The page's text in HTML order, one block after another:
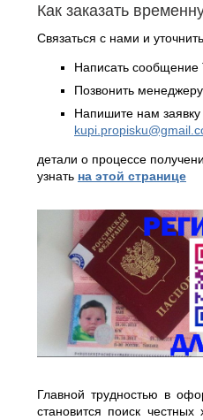
Как заказать
Связаться с нами и
Написать
Позвонить
Напишите нам
детали о процессе
узнать на этой странице
Главной трудностью в
становится поиск